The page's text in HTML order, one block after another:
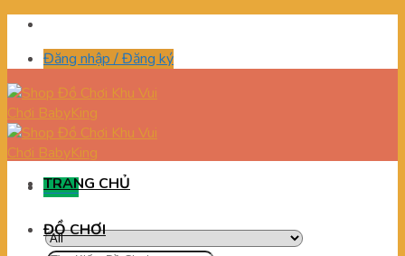
Skip
contentĐăng nhập / Đăng ký
Menu
TRANG CHỦ
ĐỒ CHƠI